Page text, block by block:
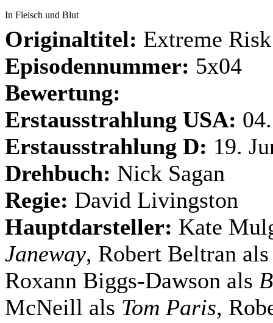
In Fleisch und Blut
Originaltitel: Extreme Risk
Episodennummer: 5x04
Bewertung:
Erstausstrahlung USA:
Erstausstrahlung D: 19.
Drehbuch: Nick Sagan
Regie: David Livingston
Hauptdarsteller: Kate
Janeway, Robert Beltran
Roxann Biggs-Dawson als
McNeill als Tom Paris,